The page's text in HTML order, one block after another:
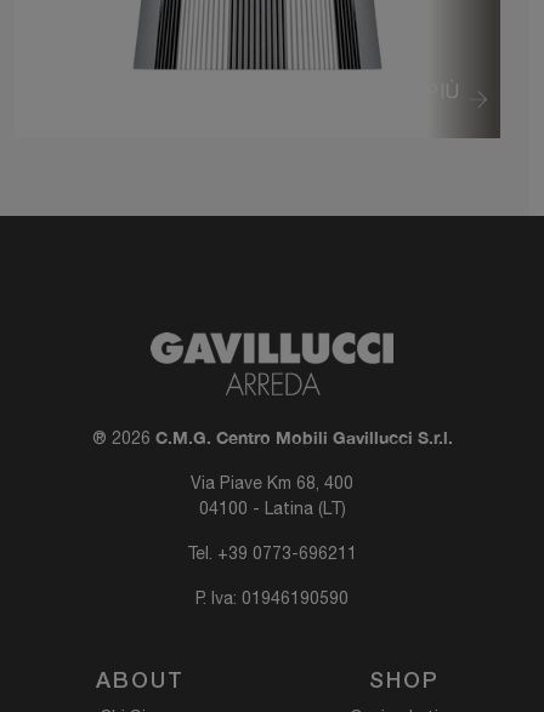
VEDI DI PIÙ
® 2026 C.M.G. Centro Mobili Gavillucci S.r.l.
Via Piave Km 68, 400
04100 - Latina (LT)
Tel. +39 0773-696211
P. Iva: 01946190590
ABOUT
SHOP